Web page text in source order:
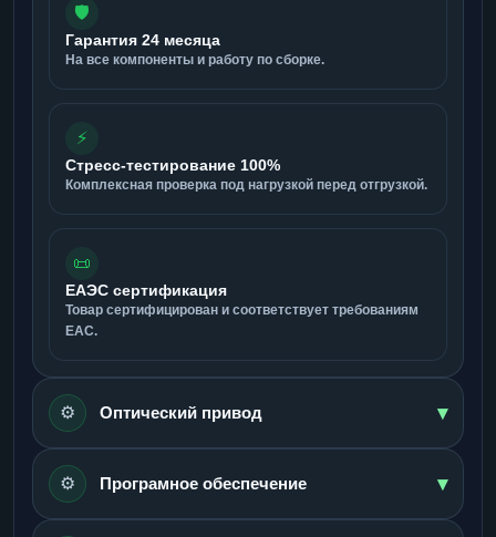
🛡️
Гарантия 24 месяца
На все компоненты и работу по сборке.
⚡
Стресс-тестирование 100%
Комплексная проверка под нагрузкой перед отгрузкой.
📜
ЕАЭС сертификация
Товар сертифицирован и соответствует требованиям
ЕАС.
⚙️ Оптический привод ▾
⚙️ Програмное обеспечение ▾